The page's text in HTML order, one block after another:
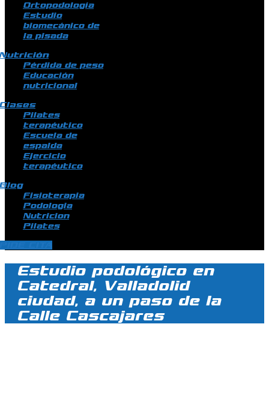
Ortopodología
Estudio
biomecánico de
la pisada
Pérdida de peso
Educación
nutricional
Pilates
terapéutico
Escuela de
espalda
Ejercicio
terapéutico
Fisioterapia
Podologia
Nutricion
Pilates
Estudio podológico en
Catedral, Valladolid
ciudad, a un paso de la
Calle Cascajares